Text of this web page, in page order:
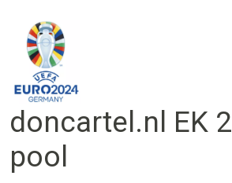
doncartel.nl EK
pool